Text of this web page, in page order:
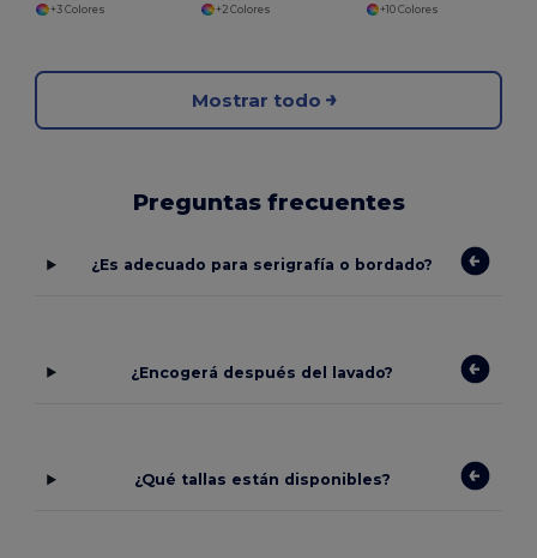
+3 Colores
+2 Colores
+10 Colores
Mostrar todo
Preguntas frecuentes
¿Es adecuado para serigrafía o bordado?
¿Encogerá después del lavado?
¿Qué tallas están disponibles?